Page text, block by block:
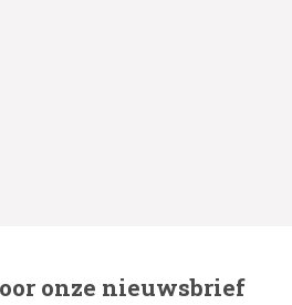
onze nieuwsbrief